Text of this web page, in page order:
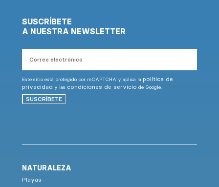
SUSCRÍBETE
A NUESTRA NEWSLETTER
electrónico
Este sitio está protegido por reCAPTCHA y aplica la política de
privacidad y las condiciones de servicio de Google.
SUSCRÍBETE
NATURALEZA
Playas